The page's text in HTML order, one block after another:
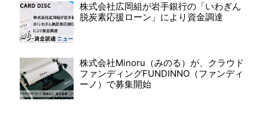
株式会社広岡組が岩手銀行の「いわぎん
脱炭素応援ローン」により資金調達
株式会社Minoru（みのる）が、クラウド
ファンディングFUNDINNO（ファンディ
ーノ）で募集開始